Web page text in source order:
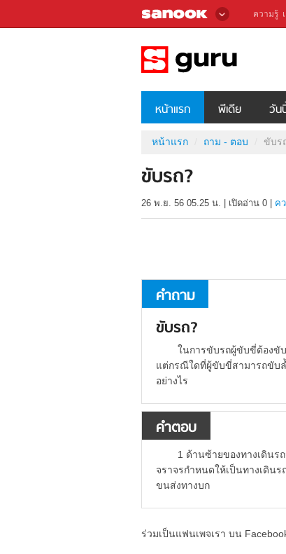
ความรู้
หน้าแรก พีเดีย วัน
หน้าแรก ถาม - ตอบ ขับร
ขับรถ?
26 พ.ย. 56 05.25 น. เปิดอ่าน 0 ค
คำถาม
ขับรถ?
ในการขับรถผู้ขับขี่ต้องขั
แต่กรณีใดที่ผู้ขับขี่สามารถขับล้
อย่างไร
คำตอบ
1 ด้านซ้ายของทางเดินร
จราจรกำหนดให้เป็นทางเดินร
ขนส่งทางบก
ร่วมเป็นแฟนเพจเรา บน